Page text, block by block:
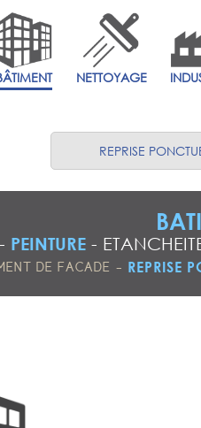
NETTOYAGE
- PEINTURE-
DE FACADE - REPRISE